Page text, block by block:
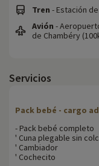
Tren - Estación
Avión -
de Chambéry
Servicios
Pack bebé - cargo
- Pack bebé completo
' Cuna plegable sin
' Cambiador
' Cochecito